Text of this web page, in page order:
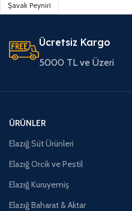
Şavak Peyniri
Ücretsiz Kargo
5000 TL ve Üzeri
ÜRÜNLER
Elazığ Süt Ürünleri
Elazığ Orcik ve Pestil
Elazığ Kuruyemiş
Elazığ Baharat & Aktar